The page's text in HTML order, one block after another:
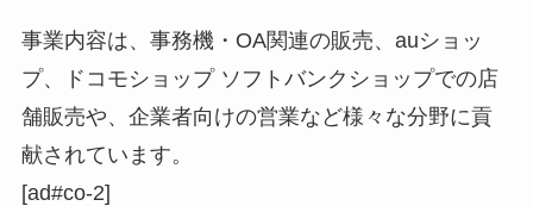
事業内容は、事務機・OA関連の販売、auショッ
プ、ドコモショップ ソフトバンクショップでの店
舗販売や、企業者向けの営業など様々な分野に貢
献されています。
[ad#co-2]